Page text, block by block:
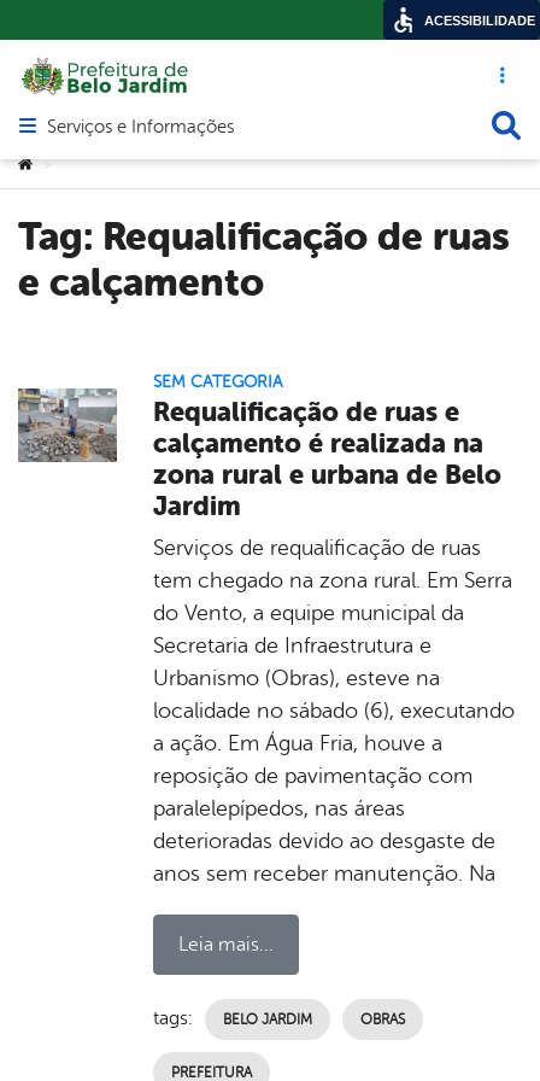
Acesso
Abrir menu principal de navegação
Serviços e Informações
Você está aqui:
>
Tag: Requalificação de ruas
e calçamento
SEM CATEGORIA
Requalificação de ruas e
calçamento é realizada na
zona rural e urbana de Belo
Jardim
Serviços de requalificação de ruas
tem chegado na zona rural. Em Serra
do Vento, a equipe municipal da
Secretaria de Infraestrutura e
Urbanismo (Obras), esteve na
localidade no sábado (6), executando
a ação. Em Água Fria, houve a
reposição de pavimentação com
paralelepípedos, nas áreas
deterioradas devido ao desgaste de
anos sem receber manutenção. Na
Leia mais...
tags: BELO JARDIM OBRAS
PREFEITURA
ACESSIBILIDADE